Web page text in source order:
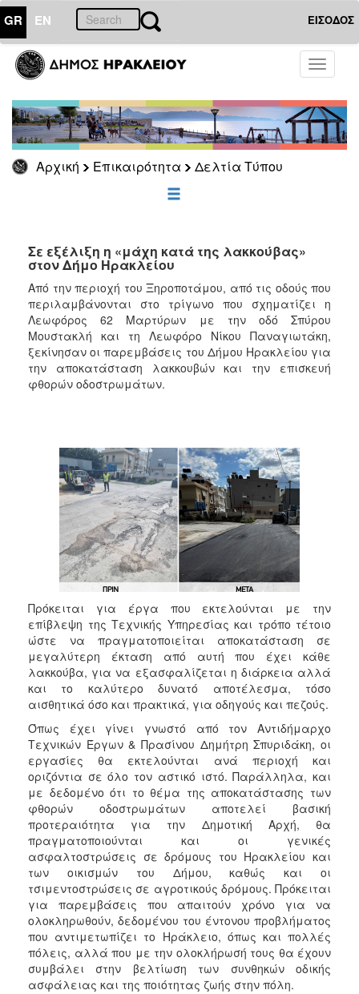
GR EN ΕΙΣΟΔΟΣ
Toggle
Αρχική Επικαιρότητα Δελτία Τύπου
ΕΠΙΚΑΙΡΟΤΗΤΑ
Τύπου
Αρχείο
ΕΠΙΣΚΕΠΤΗΣ
ΗΡΑΚΛΕΙΟ
Σε εξέλιξη η «μάχη κατά της λακκούβας»
στον Δήμο Ηρακλείου
Από την περιοχή του Ξηροποτάμου, από τις οδούς που
περιλαμβάνονται στο τρίγωνο που σχηματίζει η
Λεωφόρος 62 Μαρτύρων με την οδό Σπύρου
Μουστακλή και τη Λεωφόρο Νίκου Παναγιωτάκη,
ξεκίνησαν οι παρεμβάσεις του Δήμου Ηρακλείου για
την αποκατάσταση λακκουβών και την επισκευή
φθορών οδοστρωμάτων.
Πρόκειται για έργα που εκτελούνται με την
επίβλεψη της Τεχνικής Υπηρεσίας και τρόπο τέτοιο
ώστε να πραγματοποιείται αποκατάσταση σε
μεγαλύτερη έκταση από αυτή που έχει κάθε
λακκούβα, για να εξασφαλίζεται η διάρκεια αλλά
και το καλύτερο δυνατό αποτέλεσμα, τόσο
αισθητικά όσο και πρακτικά, για οδηγούς και πεζούς.
Όπως έχει γίνει γνωστό από τον Αντιδήμαρχο
Τεχνικών Έργων & Πρασίνου Δημήτρη Σπυριδάκη, οι
εργασίες θα εκτελούνται ανά περιοχή και
οριζόντια σε όλο τον αστικό ιστό. Παράλληλα, και
με δεδομένο ότι το θέμα της αποκατάστασης των
φθορών οδοστρωμάτων αποτελεί βασική
προτεραιότητα για την Δημοτική Αρχή, θα
πραγματοποιούνται και οι γενικές
ασφαλτοστρώσεις σε δρόμους του Ηρακλείου και
των οικισμών του Δήμου, καθώς και οι
τσιμεντοστρώσεις σε αγροτικούς δρόμους. Πρόκειται
για παρεμβάσεις που απαιτούν χρόνο για να
ολοκληρωθούν, δεδομένου του έντονου προβλήματος
που αντιμετωπίζει το Ηράκλειο, όπως και πολλές
πόλεις, αλλά που με την ολοκλήρωσή τους θα έχουν
συμβάλει στην βελτίωση των συνθηκών οδικής
ασφάλειας και της ποιότητας ζωής στην πόλη.